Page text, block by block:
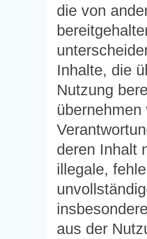
die von
Inhalte, die
Nutzung
deren Inhalt
illegale,
aus der